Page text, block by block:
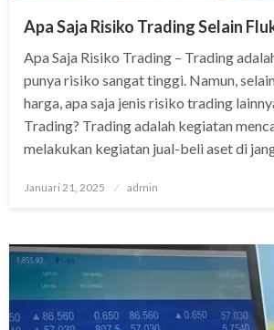
Apa Saja Risiko Trading Selain
Apa Saja Risiko Trading – Trading
punya risiko sangat tinggi. Namun,
harga, apa saja jenis risiko trading
Trading? Trading adalah kegiatan
melakukan kegiatan jual-beli aset di
Posted
Januari 21, 2025 admin